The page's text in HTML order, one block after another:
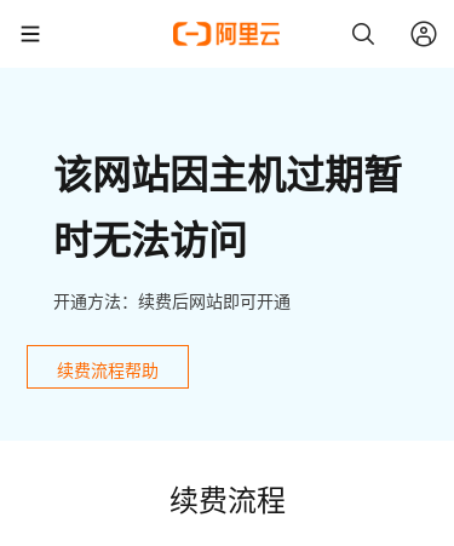
该网站因主机过期暂
时无法访问
开通方法：续费后网站即可开通
续费流程帮助
续费流程